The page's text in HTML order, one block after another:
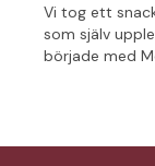
Vi tog ett
som själv
började med